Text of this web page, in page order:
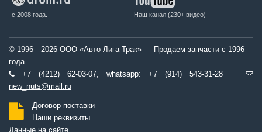
с 2008 года. Наш канал (230+ видео)
© 1996—2026 ООО «Авто Лига Трак» — Продаем запчасти с 1996
года.
+7 (4212) 62-03-07, whatsapp: +7 (914) 543-31-28
new_nuts@mail.ru
Договор поставки
Наши реквизиты
Данные на сайте